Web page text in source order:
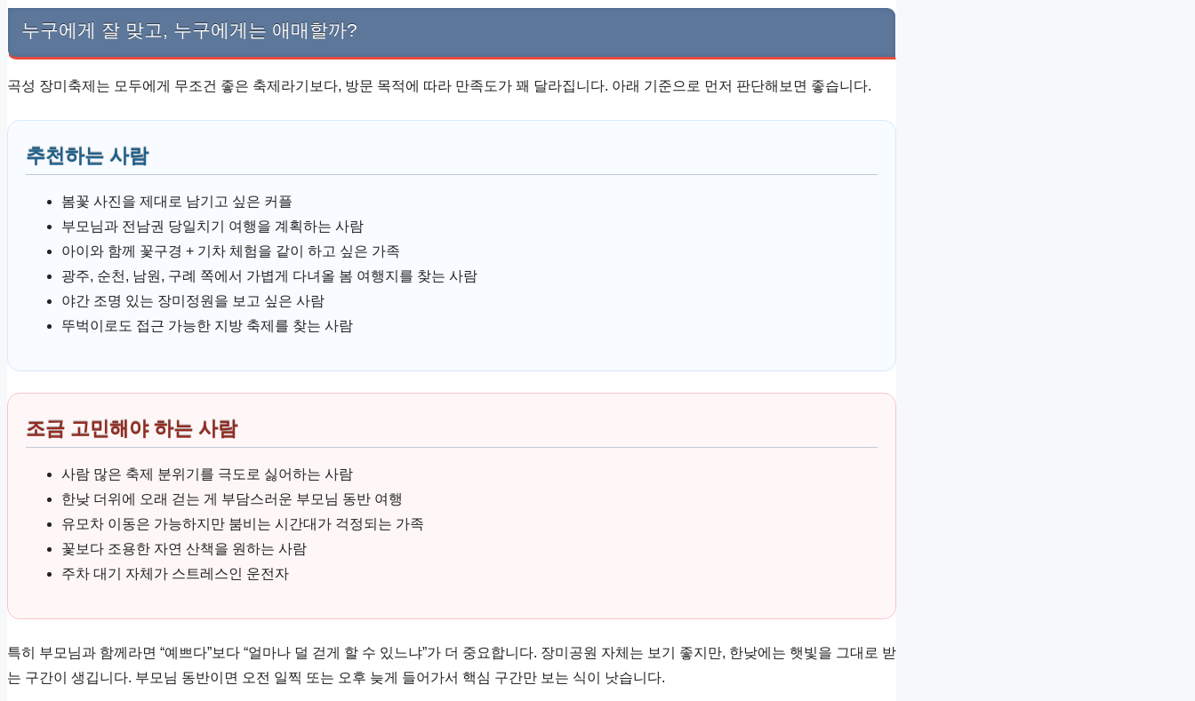
누구에게 잘 맞고, 누구에게는 애매할까?
곡성 장미축제는 모두에게 무조건 좋은 축제라기보다, 방문 목적에 따라 만족도가 꽤 달라집니다. 아래 기준으로 먼저 판단해보면 좋습니다.
추천하는 사람
봄꽃 사진을 제대로 남기고 싶은 커플
부모님과 전남권 당일치기 여행을 계획하는 사람
아이와 함께 꽃구경 + 기차 체험을 같이 하고 싶은 가족
광주, 순천, 남원, 구례 쪽에서 가볍게 다녀올 봄 여행지를 찾는 사람
야간 조명 있는 장미정원을 보고 싶은 사람
뚜벅이로도 접근 가능한 지방 축제를 찾는 사람
조금 고민해야 하는 사람
사람 많은 축제 분위기를 극도로 싫어하는 사람
한낮 더위에 오래 걷는 게 부담스러운 부모님 동반 여행
유모차 이동은 가능하지만 붐비는 시간대가 걱정되는 가족
꽃보다 조용한 자연 산책을 원하는 사람
주차 대기 자체가 스트레스인 운전자
특히 부모님과 함께라면 “예쁘다”보다 “얼마나 덜 걷게 할 수 있느냐”가 더 중요합니다. 장미공원 자체는 보기 좋지만, 한낮에는 햇빛을 그대로 받
는 구간이 생깁니다. 부모님 동반이면 오전 일찍 또는 오후 늦게 들어가서 핵심 구간만 보는 식이 낫습니다.